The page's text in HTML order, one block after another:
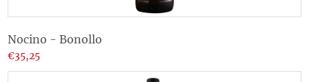
Nocino - Bonollo
€35,25